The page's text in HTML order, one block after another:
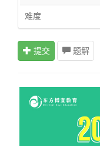
难度
提交 题解